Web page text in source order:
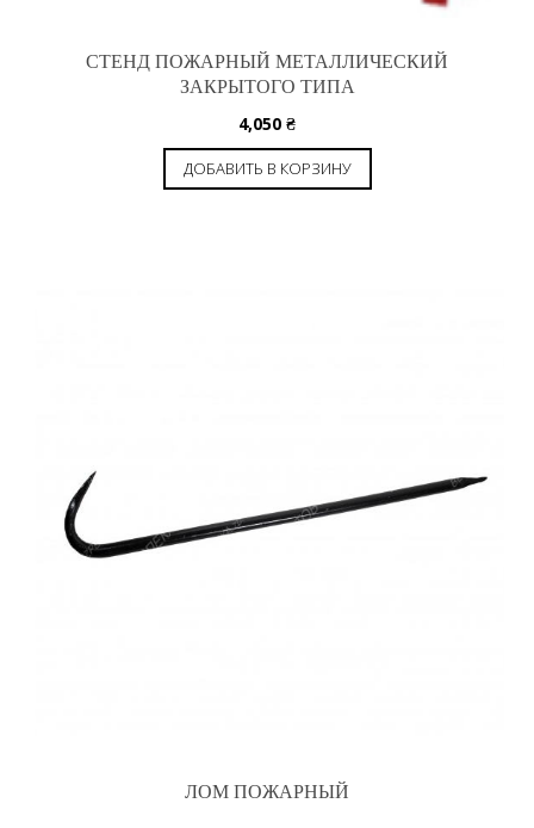
СТЕНД ПОЖАРНЫЙ МЕТАЛЛИЧЕСКИЙ
ЗАКРЫТОГО ТИПА
4,050 ₴
ДОБАВИТЬ В КОРЗИНУ
ЛОМ ПОЖАРНЫЙ